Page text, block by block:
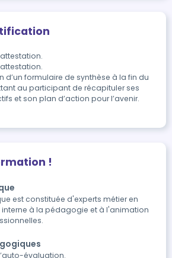
d’un formulaire de synthèse à la fin du
au participant de récapituler ses
et son plan d’action pour l’avenir.
!
est constituée d'experts métier en
interne à la pédagogie et à l'animation
évaluation.